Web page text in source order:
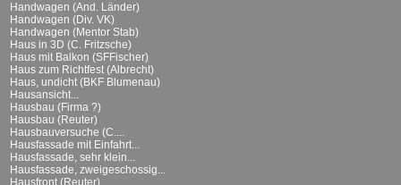
Handwagen (And. Länder)
Handwagen (Div. VK)
Handwagen (Mentor Stab)
Haus in 3D (C. Fritzsche)
Haus mit Balkon (SFFischer)
Haus zum Richtfest (Albrecht)
Haus, undicht (BKF Blumenau)
Hausansicht...
Hausbau (Firma ?)
Hausbau (Reuter)
Hausbauversuche (C....
Hausfassade mit Einfahrt...
Hausfassade, sehr klein...
Hausfassade, zweigeschossig...
Hausfront (Reuter)